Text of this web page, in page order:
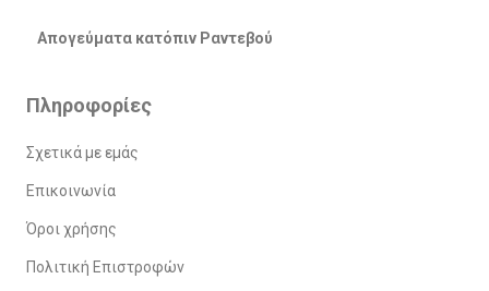
Απογεύματα κατόπιν Ραντεβού
Πληροφορίες
Σχετικά με εμάς
Επικοινωνία
Όροι χρήσης
Πολιτική Επιστροφών